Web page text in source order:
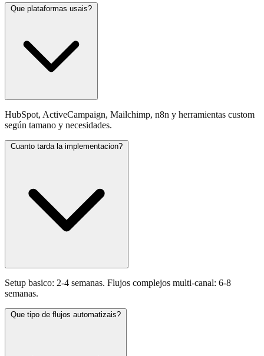
Que plataformas usais?
HubSpot, ActiveCampaign, Mailchimp, n8n y herramientas custom
según tamano y necesidades.
Cuanto tarda la implementacion?
Setup basico: 2-4 semanas. Flujos complejos multi-canal: 6-8
semanas.
Que tipo de flujos automatizais?